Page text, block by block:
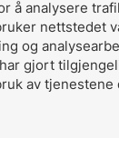
å analysere
nettstedet
og
gjort
av tjenestene
and